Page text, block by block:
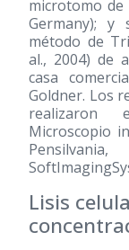
microtomo de
Germany); y
método de
al., 2004) de
casa
Goldner. Los
realizaron
Microscopio
Lisis